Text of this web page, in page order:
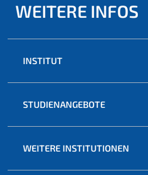
WEITERE INFOS
INSTITUT
STUDIENANGEBOTE
WEITERE INSTITUTIONEN